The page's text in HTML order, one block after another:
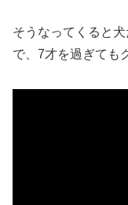
そうなってくると
で、7才を過ぎても